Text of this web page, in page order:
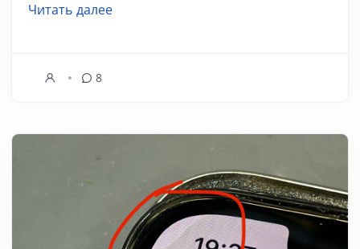
Читать далее
8